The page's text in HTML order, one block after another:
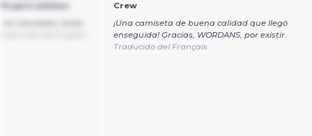
para adultos
Crew
¡Una camiseta de buena calidad que llegó
enseguida! Gracias, WORDANS, por existir.
Traducido del Français